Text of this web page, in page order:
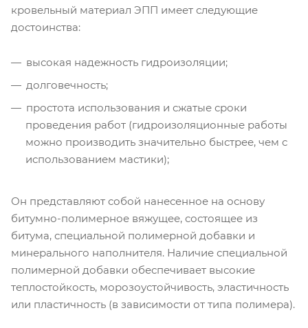
кровельный материал ЭПП имеет следующие
достоинства:
высокая надежность гидроизоляции;
долговечность;
простота использования и сжатые сроки
проведения работ (гидроизоляционные работы
можно производить значительно быстрее, чем с
использованием мастики);
Он представляют собой нанесенное на основу
битумно-полимерное вяжущее, состоящее из
битума, специальной полимерной добавки и
минерального наполнителя. Наличие специальной
полимерной добавки обеспечивает высокие
теплостойкость, морозоустойчивость, эластичность
или пластичность (в зависимости от типа полимера).